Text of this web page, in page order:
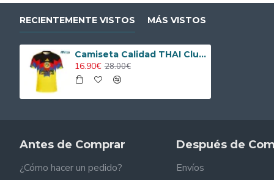
RECIENTEMENTE VISTOS MÁS VISTOS
Camiseta Calidad THAI Club América Local 2025/26
16.90€ 28.00€
Antes de Comprar
¿Cómo hacer un pedido?
Después de
Envíos